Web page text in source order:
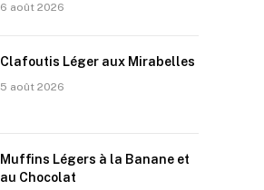
6 août 2026
Clafoutis Léger aux Mirabelles
5 août 2026
Muffins Légers à la Banane et
au Chocolat